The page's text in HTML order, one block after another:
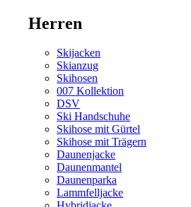
Herren
Skijacken
Skianzug
Skihosen
007 Kollektion
DSV
Ski Handschuhe
Skihose mit Gürtel
Skihose mit Trägern
Daunenjacke
Daunenmantel
Daunenparka
Lammfelljacke